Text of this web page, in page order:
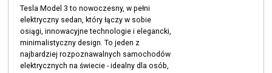
Tesla Model 3 to nowoczesny, w pełni
elektryczny sedan, który łączy w sobie
osiągi, innowacyjne technologie i elegancki,
minimalistyczny design. To jeden z
najbardziej rozpoznawalnych samochodów
elektrycznych na świecie - idealny dla osób,